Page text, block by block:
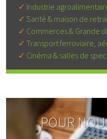
Industrie
Santé & maison de
Commerces & Grande
Transport ferroviaire,
Cinéma & salles de
POUR